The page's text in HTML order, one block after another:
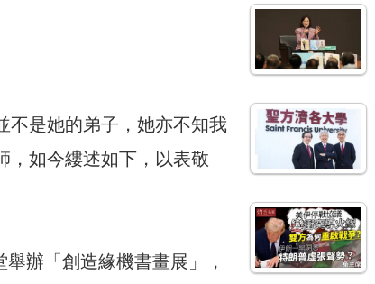
不是她的弟子，她亦不知我
，如今縷述如下，以表敬
辦「創造緣機書畫展」，